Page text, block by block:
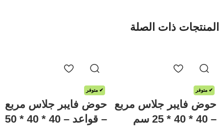
المنتجات ذات الصلة
✔ متوفر
حوض فايبر جلاس مربع
– 40 * 40 * 25 سم
✔ متوفر
حوض فايبر جلاس مربع
– قواعد – 40 * 40 * 50